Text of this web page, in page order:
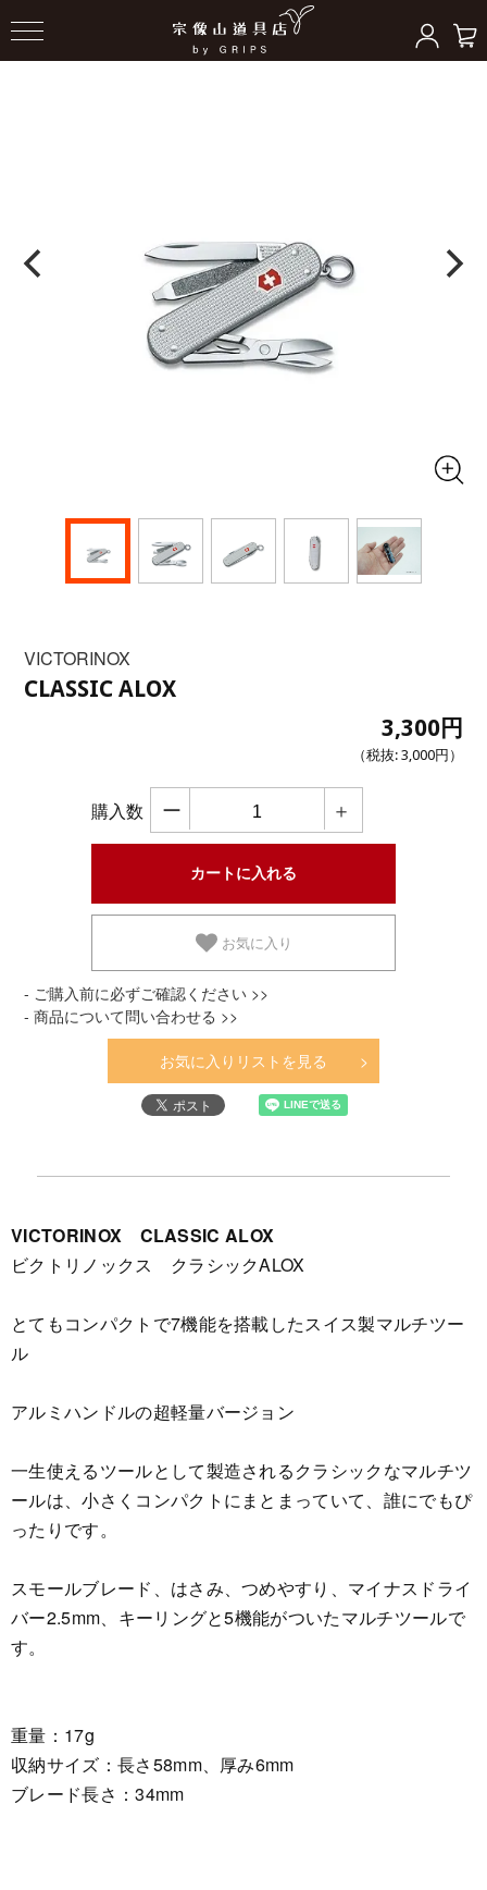
ナイフ/その他ツール
VICTORINOX
CLASSIC ALOX
3,300円
（税抜: 3,000円 ）
購入数 ー ＋
お気に入り
- ご購入前に必ずご確認ください >>
- 商品について問い合わせる >>
お気に入りリストを見る
VICTORINOX CLASSIC ALOX
ビクトリノックス クラシックALOX
とてもコンパクトで7機能を搭載したスイス製マルチツー
ル
アルミハンドルの超軽量バージョン
一生使えるツールとして製造されるクラシックなマルチツ
ールは、小さくコンパクトにまとまっていて、誰にでもぴ
ったりです。
スモールブレード、はさみ、つめやすり、マイナスドライ
バー2.5mm、キーリングと5機能がついたマルチツールで
す。
重量：17g
収納サイズ：長さ58mm、厚み6mm
ブレード長さ：34mm